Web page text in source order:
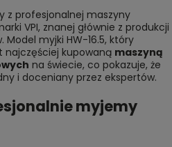
z profesjonalnej maszyny
VPI, znanej głównie z produkcji
myjki HW-16.5, który
najczęściej kupowaną maszyną
na świecie, co pokazuje, że
i doceniany przez ekspertów.
myjemy